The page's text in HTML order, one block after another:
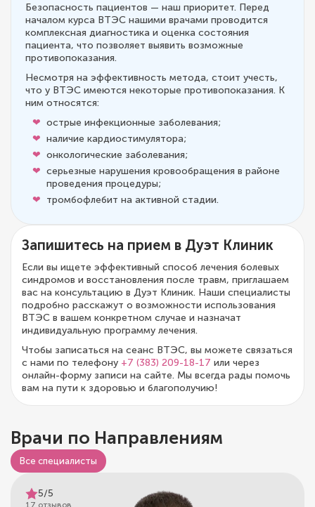
Безопасность пациентов — наш приоритет. Перед
началом курса ВТЭС нашими врачами проводится
комплексная диагностика и оценка состояния
пациента, что позволяет выявить возможные
противопоказания.
Несмотря на эффективность метода, стоит учесть,
что у ВТЭС имеются некоторые противопоказания. К
ним относятся:
острые инфекционные заболевания;
наличие кардиостимулятора;
онкологические заболевания;
серьезные нарушения кровообращения в районе
проведения процедуры;
тромбофлебит на активной стадии.
Запишитесь на прием в Дуэт Клиник
Если вы ищете эффективный способ лечения болевых
синдромов и восстановления после травм, приглашаем
вас на консультацию в Дуэт Клиник. Наши специалисты
подробно расскажут о возможности использования
ВТЭС в вашем конкретном случае и назначат
индивидуальную программу лечения.
Чтобы записаться на сеанс ВТЭС, вы можете связаться
с нами по телефону +7 (383) 209-18-17 или через
онлайн-форму записи на сайте. Мы всегда рады помочь
вам на пути к здоровью и благополучию!
Врачи по Направлениям
Все специалисты
5/5
17 отзывов